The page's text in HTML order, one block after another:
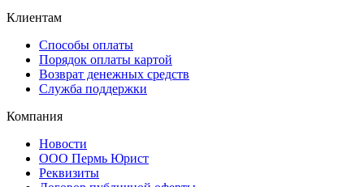
Клиентам
Способы оплаты
Порядок оплаты картой
Возврат денежных средств
Служба поддержки
Компания
Новости
ООО Пермь Юрист
Реквизиты